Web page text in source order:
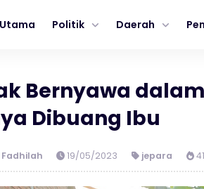
Politik Daerah
Bernyawa
Dibuang Ibu
19/05/2023 jepara